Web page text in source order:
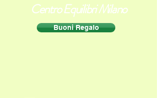
Centro Equilibri Milano
Buoni Regalo